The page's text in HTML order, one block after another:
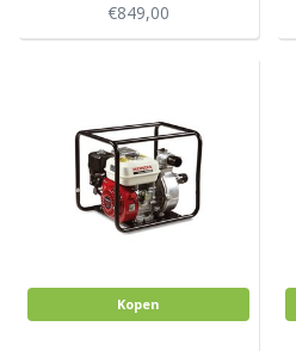
€849,00
Kopen